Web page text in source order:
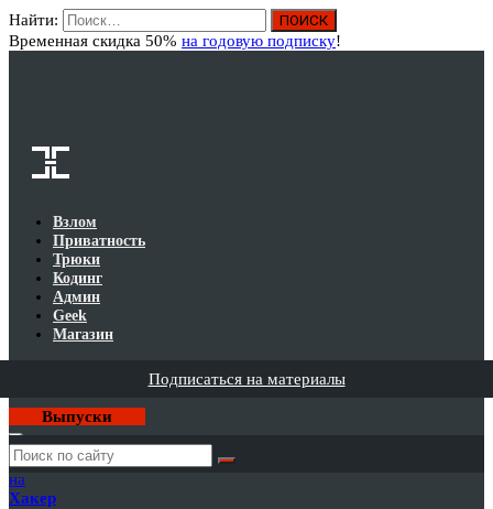
Найти:
Временная скидка 50% на годовую подписку!
Взлом
Приватность
Трюки
Кодинг
Админ
Geek
Магазин
Подписаться на материалы
Выпуски
Годовая
подписка
на
Хакер